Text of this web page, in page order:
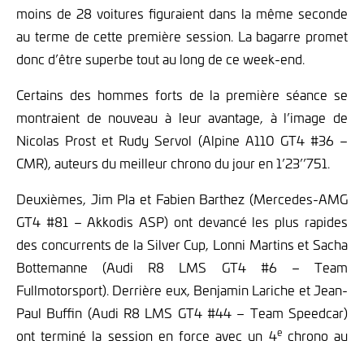
moins de 28 voitures figuraient dans la même seconde
au terme de cette première session. La bagarre promet
donc d’être superbe tout au long de ce week-end.
Certains des hommes forts de la première séance se
montraient de nouveau à leur avantage, à l’image de
Nicolas Prost et Rudy Servol (Alpine A110 GT4 #36 –
CMR), auteurs du meilleur chrono du jour en 1’23’’751.
Deuxièmes, Jim Pla et Fabien Barthez (Mercedes-AMG
GT4 #81 – Akkodis ASP) ont devancé les plus rapides
des concurrents de la Silver Cup, Lonni Martins et Sacha
Bottemanne (Audi R8 LMS GT4 #6 – Team
Fullmotorsport). Derrière eux, Benjamin Lariche et Jean-
Paul Buffin (Audi R8 LMS GT4 #44 – Team Speedcar)
ont terminé la session en force avec un 4echrono au